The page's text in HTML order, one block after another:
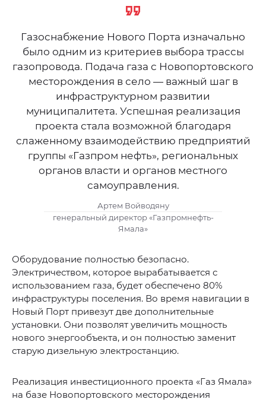
Газоснабжение Нового Порта изначально
было одним из критериев выбора трассы
газопровода. Подача газа с Новопортовского
месторождения в село — важный шаг в
инфраструктурном развитии
муниципалитета. Успешная реализация
проекта стала возможной благодаря
слаженному взаимодействию предприятий
группы «Газпром нефть», региональных
органов власти и органов местного
самоуправления.
Артем Войводяну
генеральный директор «Газпромнефть-
Ямала»
Оборудование полностью безопасно.
Электричеством, которое вырабатывается с
использованием газа, будет обеспечено 80%
инфраструктуры поселения. Во время навигации в
Новый Порт привезут две дополнительные
установки. Они позволят увеличить мощность
нового энергообъекта, и он полностью заменит
старую дизельную электростанцию.
Реализация инвестиционного проекта «Газ Ямала»
на базе Новопортовского месторождения